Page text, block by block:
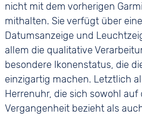
nicht mit dem vorherigen
mithalten. Sie verfügt über eine
Datumsanzeige und
allem die qualitative
besondere Ikonenstatus, die
einzigartig machen. Letztlich
Herrenuhr, die sich sowohl auf
Vergangenheit bezieht als